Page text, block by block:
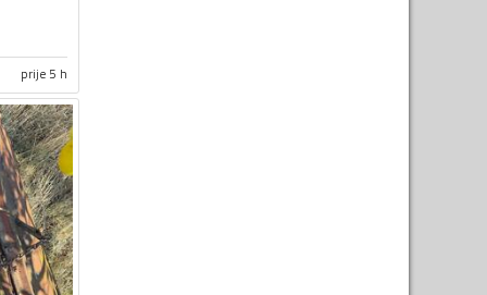
prije 5 h